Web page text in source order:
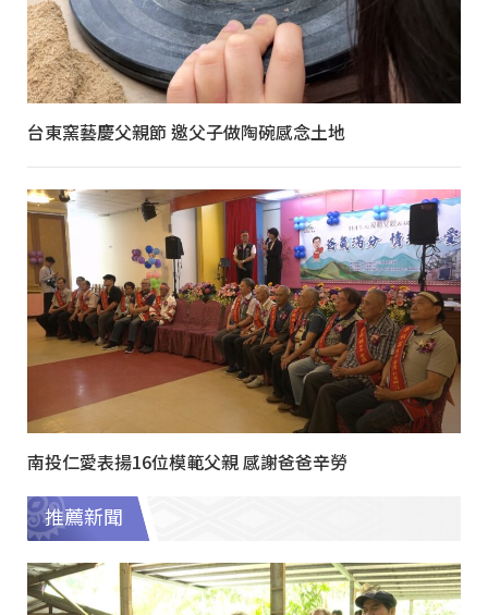
台東窯藝慶父親節 邀父子做陶碗感念土地
南投仁愛表揚16位模範父親 感謝爸爸辛勞
推薦新聞